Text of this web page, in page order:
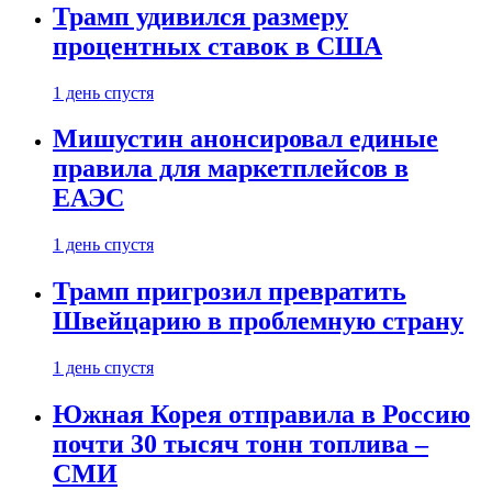
Трамп удивился размеру
процентных ставок в США
1 день спустя
Мишустин анонсировал единые
правила для маркетплейсов в
ЕАЭС
1 день спустя
Трамп пригрозил превратить
Швейцарию в проблемную страну
1 день спустя
Южная Корея отправила в Россию
почти 30 тысяч тонн топлива –
СМИ